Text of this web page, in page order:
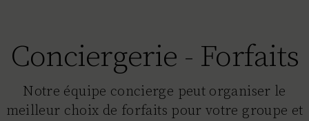
Conciergerie - Forfaits
Notre équipe concierge peut organiser le
meilleur choix de forfaits pour votre groupe et